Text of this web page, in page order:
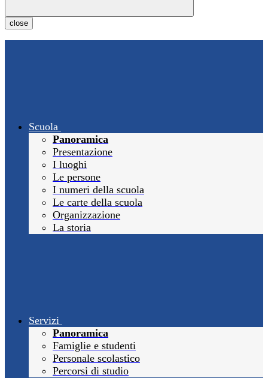
close
Scuola
Panoramica
Presentazione
I luoghi
Le persone
I numeri della scuola
Le carte della scuola
Organizzazione
La storia
Servizi
Panoramica
Famiglie e studenti
Personale scolastico
Percorsi di studio